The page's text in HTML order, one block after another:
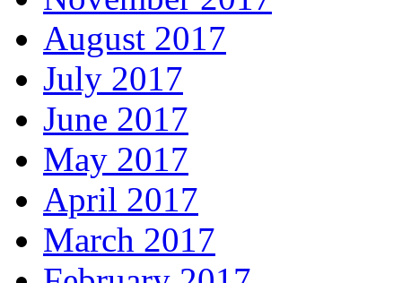
August 2017
July 2017
June 2017
May 2017
April 2017
March 2017